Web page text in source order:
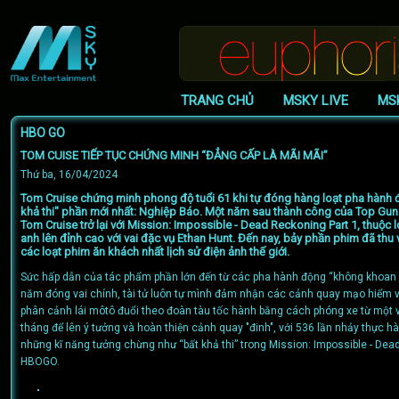
TRANG CHỦ MSKY LIVE
HBO GO
TOM CUISE TIẾP TỤC CHỨNG MINH “ĐẲNG CẤP LÀ MÃI MÃI”
Thứ ba, 16/04/2024
Tom Cruise chứng minh phong độ tuổi 61 khi tự đóng hàng loạt pha hành
khả thi" phần mới nhất: Nghiệp Báo. Một năm sau thành công của Top
Tom Cruise trở lại với Mission: Impossible - Dead Reckoning Part 1,
anh lên đỉnh cao với vai đặc vụ Ethan Hunt. Đến nay, bảy phần phim đã
các loạt phim ăn khách nhất lịch sử điện ảnh thế giới.
Sức hấp dẫn của tác phẩm phần lớn đến từ các pha hành động “không
năm đóng vai chính, tài tử luôn tự mình đảm nhận các cảnh quay mạo hiểm
phân cảnh lái môtô đuổi theo đoàn tàu tốc hành bằng cách phóng xe từ một
tháng để lên ý tưởng và hoàn thiện cảnh quay "đinh", với 536 lần nhảy thực
những kĩ năng tưởng chừng như “bất khả thi” trong Mission: Impossible -
HBOGO.